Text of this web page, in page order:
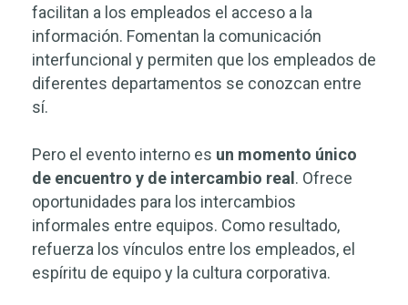
facilitan a los empleados el acceso a la
información. Fomentan la comunicación
interfuncional y permiten que los empleados de
diferentes departamentos se conozcan entre
sí.
Pero el evento interno es un momento único
de encuentro y de intercambio real . Ofrece
oportunidades para los intercambios
informales entre equipos. Como resultado,
refuerza los vínculos entre los empleados, el
espíritu de equipo y la cultura corporativa.